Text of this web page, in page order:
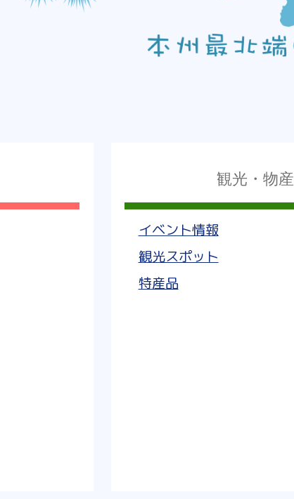
観光・物産
イベント情報
観光スポット
特産品